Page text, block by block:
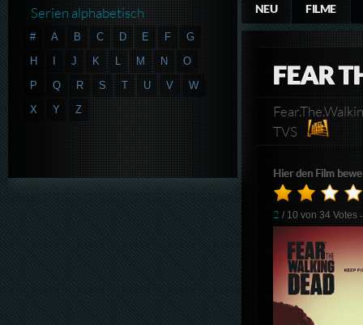
NEU FILME
FEAR
TVS
Hier den Film
2 / 10 von34 Votes
Serien alphabetisch
# A B C D E F
G
H
I J K L M N
O
P
Q R S T U V
W
X
Y Z